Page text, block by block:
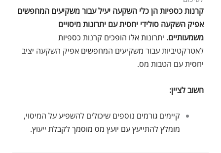
קרנות כספיות הן כלי השקעה יעיל עבור משקיעים המחפשים
אפיק השקעה סולידי יחסית עם יתרונות מיסויים
משמעותיים. יתרונות אלו הופכים קרנות כספיות
לאטרקטיביות עבור משקיעים המחפשים אפיק השקעה יציב
יחסית עם הטבות מס.
חשוב לציין:
קיימים גורמים נוספים שיכולים להשפיע על המיסוי,
מומלץ להתייעץ עם יועץ מס מוסמך לקבלת ייעוץ.